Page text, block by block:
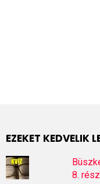
EZEKET KEDVELIK
8. rész